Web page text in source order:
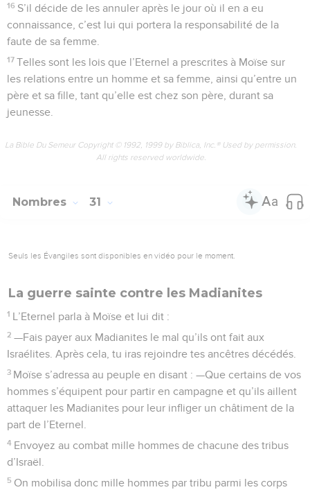
16 S’il décide de les annuler après le jour où il en a eu
connaissance, c’est lui qui portera la responsabilité de la
faute de sa femme.
17 Telles sont les lois que l’Eternel a prescrites à Moïse sur
les relations entre un homme et sa femme, ainsi qu’entre un
père et sa fille, tant qu’elle est chez son père, durant sa
jeunesse.
La Bible Du Semeur Copyright © 1992, 1999 by Biblica, Inc.® Used by permission.
All rights reserved worldwide.
Nombres 31
Seuls les Évangiles sont disponibles en vidéo pour le moment.
La guerre sainte contre les Madianites
1 L’Eternel parla à Moïse et lui dit :
2 —Fais payer aux Madianites le mal qu’ils ont fait aux
Israélites. Après cela, tu iras rejoindre tes ancêtres décédés.
3 Moïse s’adressa au peuple en disant : —Que certains de vos
hommes s’équipent pour partir en campagne et qu’ils aillent
attaquer les Madianites pour leur infliger un châtiment de la
part de l’Eternel.
4 Envoyez au combat mille hommes de chacune des tribus
d’Israël.
5 On mobilisa donc mille hommes par tribu parmi les corps